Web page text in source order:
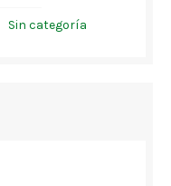
Sin categoría